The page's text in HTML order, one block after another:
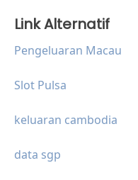
Link Alternatif
Pengeluaran Macau
Slot Pulsa
keluaran cambodia
data sgp